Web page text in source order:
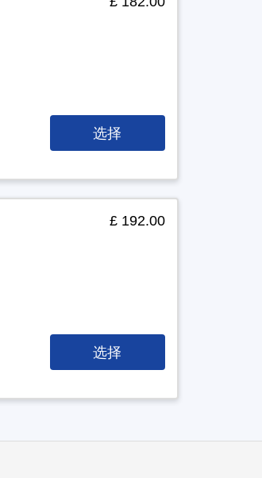
选择
£ 192.00
选择